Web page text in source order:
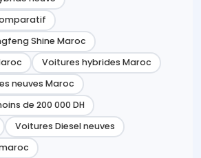
Shine Maroc
Voitures hybrides Maroc
neuves Maroc
de 200 000 DH
Voitures Diesel neuves